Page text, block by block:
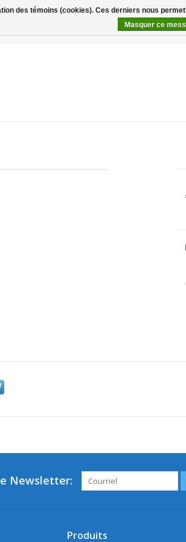
Newsletter:
Produits
des témoins (cookies). Ces derniers nous
Masquer ce